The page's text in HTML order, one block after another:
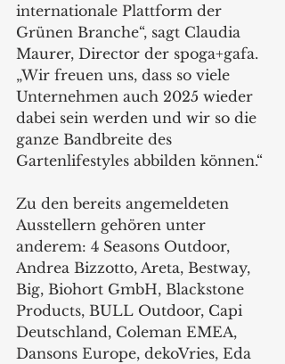
internationale Plattform der
Grünen Branche“, sagt Claudia
Maurer, Director der spoga+gafa.
„Wir freuen uns, dass so viele
Unternehmen auch 2025 wieder
dabei sein werden und wir so die
ganze Bandbreite des
Gartenlifestyles abbilden können.“
Zu den bereits angemeldeten
Ausstellern gehören unter
anderem: 4 Seasons Outdoor,
Andrea Bizzotto, Areta, Bestway,
Big, Biohort GmbH, Blackstone
Products, BULL Outdoor, Capi
Deutschland, Coleman EMEA,
Dansons Europe, dekoVries, Eda